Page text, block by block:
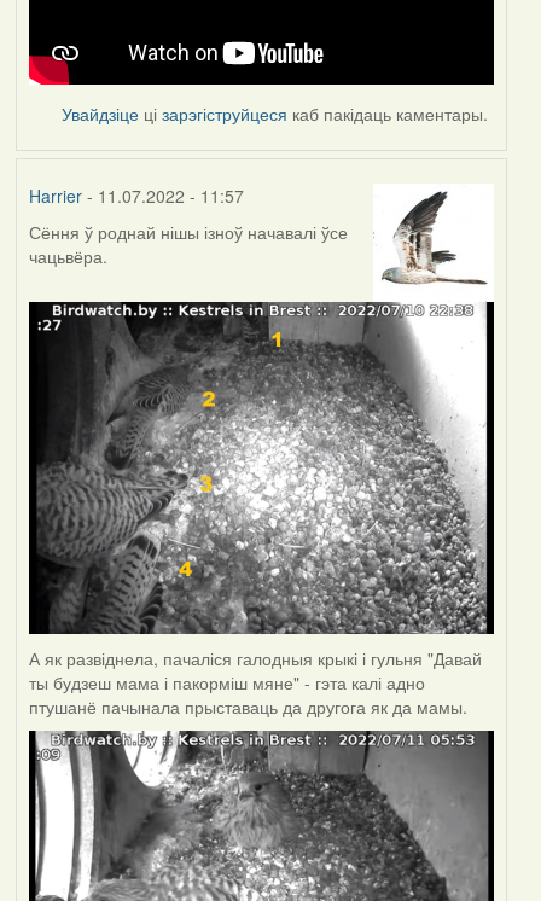
Увайдзіце цізарэгіструйцеся каб пакідаць каментары.
Harrier- 11.07.2022 - 11:57
Сёння ў роднай нішы ізноў начавалі ўсе
чацьвёра.
А як развіднела, пачаліся галодныя крыкі і гульня "Давай
ты будзеш мама і пакорміш мяне" - гэта калі адно
птушанё пачынала прыставаць да другога як да мамы.